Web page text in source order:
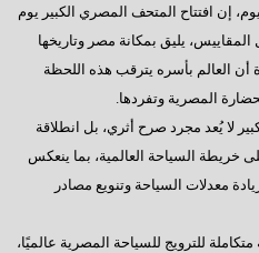
إن افتتاح المتحف المصري الكبير يوم
يليق بمكانة مصر وتاريخها
أن العالم بأسره يترقب هذه اللحظة
المصرية وتفردها.
لا يُعد مجرد صرح أثري، بل انطلاقة
خريطة السياحة العالمية، بما ينعكس
معدلات السياحة وتنويع مصادر
للترويج للسياحة المصرية عالميًا،